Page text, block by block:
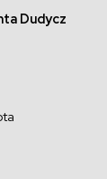
Dudycz